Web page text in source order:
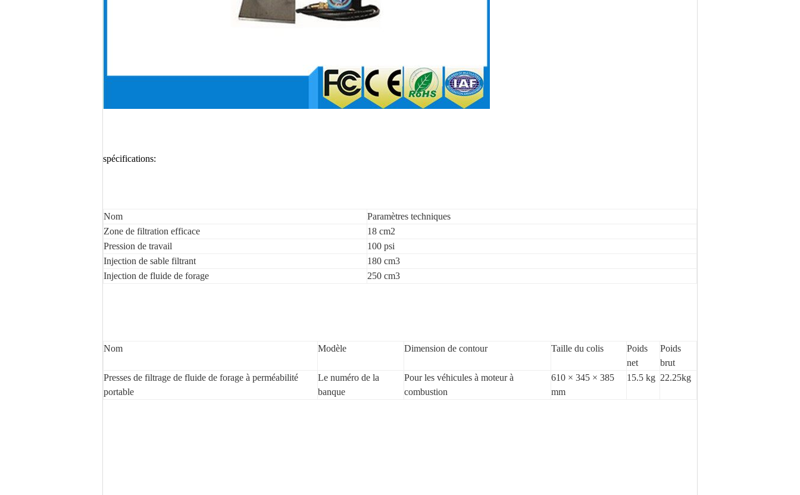
spécifications:
Nom
Paramètres techniques
Zone de filtration efficace
18 cm2
Pression de travail
100 psi
Injection de sable filtrant
180 cm3
Injection de fluide de forage
250 cm3
Nom Modèle Dimension de contour Taille du colis
Poids
net
Poids
brut
Presses de filtrage de fluide de forage à perméabilité
portable
Le numéro de la
banque
Pour les véhicules à moteur à
combustion
610 × 345 × 385
mm
15.5 kg 22.25kg